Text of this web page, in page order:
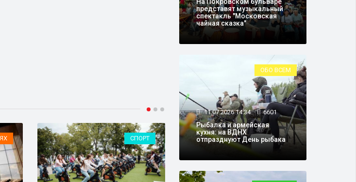
СПОРТ О ЛЮДЯХ
представят музыкальный
спектакль "Московская
чайная сказка"
ОБО ВСЕМ
11.07.2026 14:34 6601
Рыбалка и армейская
кухня: на ВДНХ
отпразднуют День рыбака